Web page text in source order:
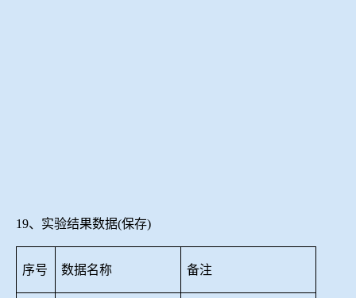
19、实验结果数据(保存)
序号 数据名称 备注